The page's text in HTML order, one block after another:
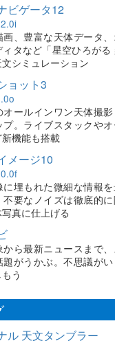
ビゲータ12
画、豊富な天体データ
タなど「星空ひろがる
シミュレーション
ョット3
オールインワン天体撮
プ。ライブスタックや
機能も搭載
メージ10
に埋もれた微細な情報
不要なノイズは徹底的
真に仕上げる
から最新ニュースまで
題がうかぶ。不思議が
う
ル 天文タンブラー